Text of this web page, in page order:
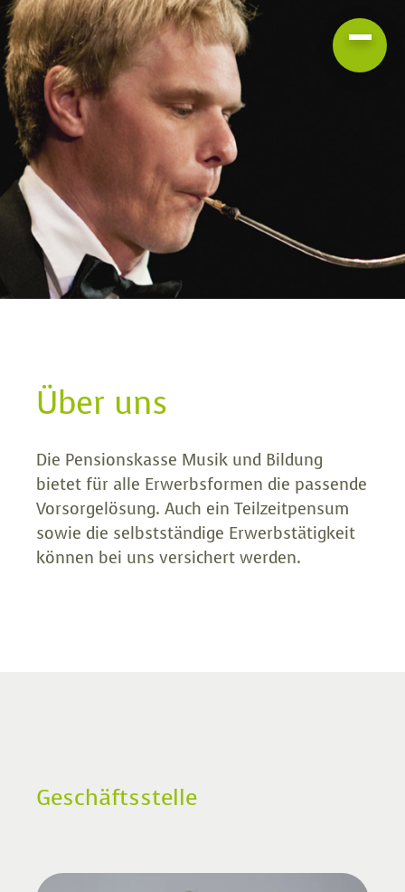
Über uns
Die Pensionskasse Musik und Bildung
bietet für alle Erwerbsformen die passende
Vorsorgelösung. Auch ein Teilzeitpensum
sowie die selbstständige Erwerbstätigkeit
können bei uns versichert werden.
Geschäftsstelle